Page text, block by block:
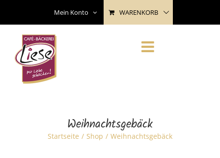
content
Mein Konto WARENKORB
Weihnachtsgebäck
Startseite Shop Weihnachtsgebäck